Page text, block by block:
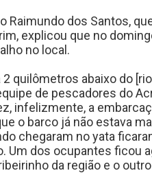
Raimundo dos Santos,
explicou que no
no local.
quilômetros abaixo do
de pescadores do
infelizmente, a
o barco já não estava
chegaram no yata
Um dos ocupantes ficou
da região e o